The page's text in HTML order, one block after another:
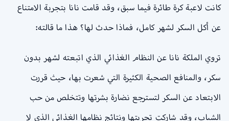
كانت لاعبة كرة طائرة فيما سبق، وقد قامت نانا بتجربة الامتناع
عن أكل السكر لشهر كامل، فماذا حدث لها؟ هذا ما قالته:
تروي الملكة نانا عن النظام الغذائي الذي اتبعته لشهر بدون
سكر، والمنافع الصحية الكثيرة التي شعرت بها، حيث قررت
الابتعاد عن السكر لتسترجع نضارة بشرتها وتتخلص من حب
الشباب، وقد شاركت تجربتها ونتائج نظامها الغذائي الذي لا